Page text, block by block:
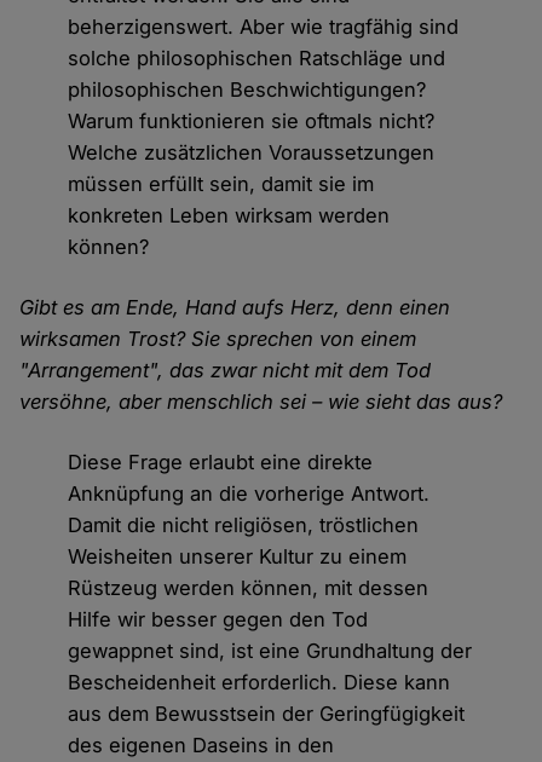
beherzigenswert. Aber wie tragfähig sind
solche philosophischen Ratschläge und
philosophischen Beschwichtigungen?
Warum funktionieren sie oftmals nicht?
Welche zusätzlichen Voraussetzungen
müssen erfüllt sein, damit sie im
konkreten Leben wirksam werden
können?
Gibt es am Ende, Hand aufs Herz, denn einen
wirksamen Trost? Sie sprechen von einem
"Arrangement", das zwar nicht mit dem Tod
versöhne, aber menschlich sei – wie sieht das aus?
Diese Frage erlaubt eine direkte
Anknüpfung an die vorherige Antwort.
Damit die nicht religiösen, tröstlichen
Weisheiten unserer Kultur zu einem
Rüstzeug werden können, mit dessen
Hilfe wir besser gegen den Tod
gewappnet sind, ist eine Grundhaltung der
Bescheidenheit erforderlich. Diese kann
aus dem Bewusstsein der Geringfügigkeit
des eigenen Daseins in den